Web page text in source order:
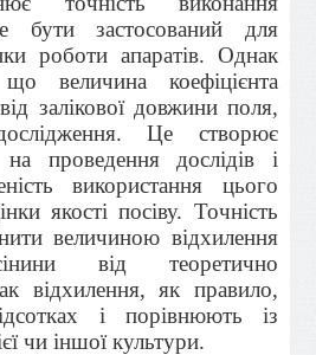
застосований для
роботи апаратів. Однак
величина коефіцієнта
залікової довжини поля,
Це створює
проведення дослідів і
використання цього
якості посіву. Точність
величиною відхилення
від теоретично
відхилення, як правило,
і порівнюють із
чи іншої культури.